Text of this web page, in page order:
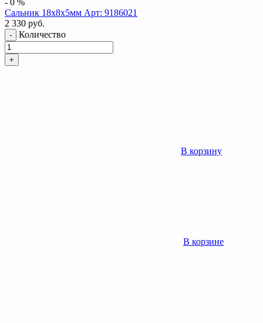
Сальник 18x8x5мм Арт: 9186021
2 330 руб.
- Количество
+
В корзину
В корзине